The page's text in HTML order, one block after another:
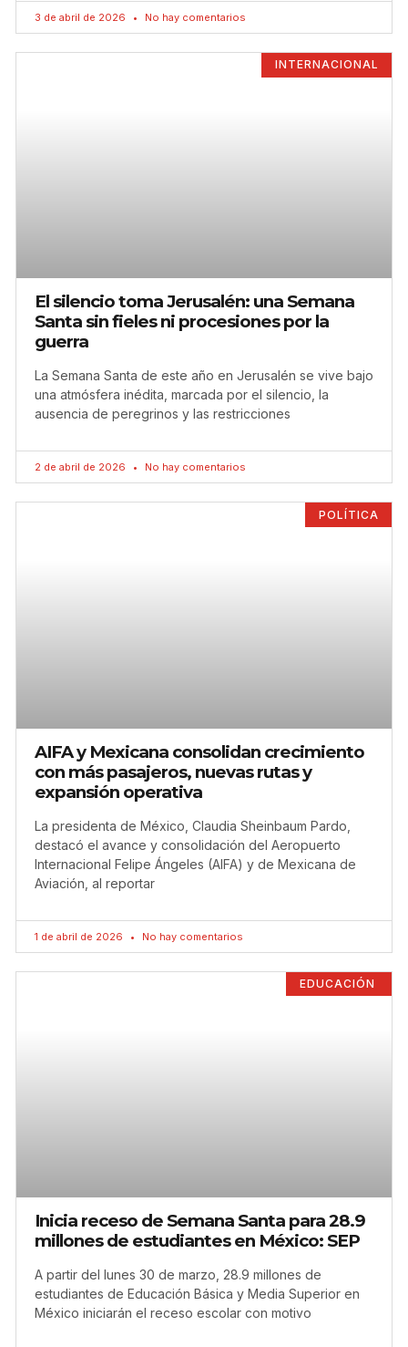
3 de abril de 2026 No hay comentarios
INTERNACIONAL
El silencio toma Jerusalén: una Semana
Santa sin fieles ni procesiones por la
guerra
La Semana Santa de este año en Jerusalén se vive bajo
una atmósfera inédita, marcada por el silencio, la
ausencia de peregrinos y las restricciones
2 de abril de 2026 No hay comentarios
POLÍTICA
AIFA y Mexicana consolidan crecimiento
con más pasajeros, nuevas rutas y
expansión operativa
La presidenta de México, Claudia Sheinbaum Pardo,
destacó el avance y consolidación del Aeropuerto
Internacional Felipe Ángeles (AIFA) y de Mexicana de
Aviación, al reportar
1 de abril de 2026 No hay comentarios
EDUCACIÓN
Inicia receso de Semana Santa para 28.9
millones de estudiantes en México: SEP
A partir del lunes 30 de marzo, 28.9 millones de
estudiantes de Educación Básica y Media Superior en
México iniciarán el receso escolar con motivo